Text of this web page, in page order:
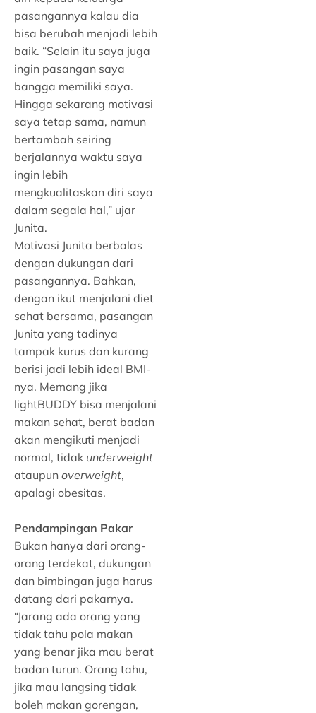
pasangannya kalau dia
bisa berubah menjadi lebih
baik. “Selain itu saya juga
ingin pasangan saya
bangga memiliki saya.
Hingga sekarang motivasi
saya tetap sama, namun
bertambah seiring
berjalannya waktu saya
ingin lebih
mengkualitaskan diri saya
dalam segala hal,” ujar
Junita.
Motivasi Junita berbalas
dengan dukungan dari
pasangannya. Bahkan,
dengan ikut menjalani diet
sehat bersama, pasangan
Junita yang tadinya
tampak kurus dan kurang
berisi jadi lebih ideal BMI-
nya. Memang jika
lightBUDDY bisa menjalani
makan sehat, berat badan
akan mengikuti menjadi
normal, tidak underweight
ataupun overweight,
apalagi obesitas.
Pendampingan Pakar
Bukan hanya dari orang-
orang terdekat, dukungan
dan bimbingan juga harus
datang dari pakarnya.
“Jarang ada orang yang
tidak tahu pola makan
yang benar jika mau berat
badan turun. Orang tahu,
jika mau langsing tidak
boleh makan gorengan,